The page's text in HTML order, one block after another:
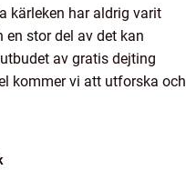
kärleken har aldrig varit
en stor del av det kan
av gratis dejting
kommer vi att utforska och